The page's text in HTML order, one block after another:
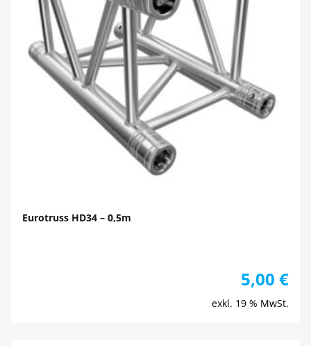
Eurotruss HD34 – 0,5m
5,00 €
exkl. 19 % MwSt.